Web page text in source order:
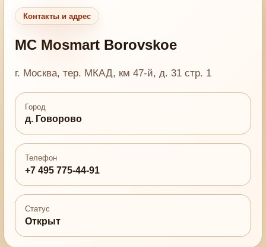
Контакты и адрес
MC Mosmart Borovskoe
г. Москва, тер. МКАД, км 47-й, д. 31 стр. 1
Город
д. Говорово
Телефон
+7 495 775-44-91
Статус
Открыт